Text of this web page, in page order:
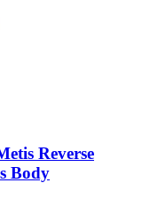
Reverse
Body